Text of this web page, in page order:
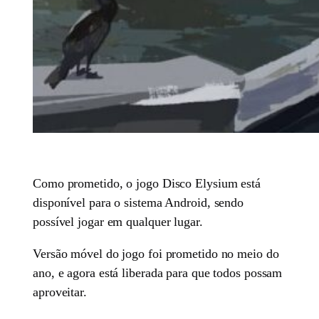
Como prometido, o jogo Disco Elysium está
disponível para o sistema Android, sendo
possível jogar em qualquer lugar.
Versão móvel do jogo foi prometido no meio do
ano, e agora está liberada para que todos possam
aproveitar.